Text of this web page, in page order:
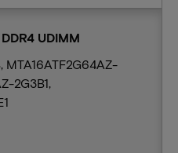
UDIMM
MTA16ATF2G64AZ-
2G3B1,